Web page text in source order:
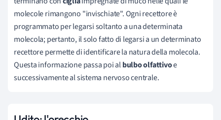
molecole rimangono "invischiate". Ogni recettore è
programmato per legarsi soltanto a una determinata
molecola; pertanto, il solo fatto di legarsi a un determinato
recettore permette di identificare la natura della molecola.
Questa informazione passa poi albulbo olfattivoe
successivamente al sistema nervoso centrale.